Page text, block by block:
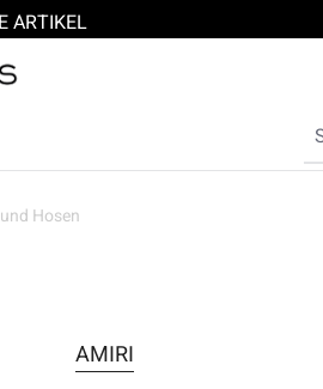
ARTIKEL
Hosen
AMIRI